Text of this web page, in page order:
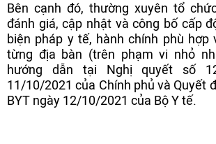
Bên cạnh đó, thường xuyên tổ
đánh giá, cập nhật và công bố cấp
biện pháp y tế, hành chính phù hợp
từng địa bàn (trên phạm vi nhỏ
hướng dẫn tại Nghị quyết số
11/10/2021 của Chính phủ và Quyết
BYT ngày 12/10/2021 của Bộ Y tế.